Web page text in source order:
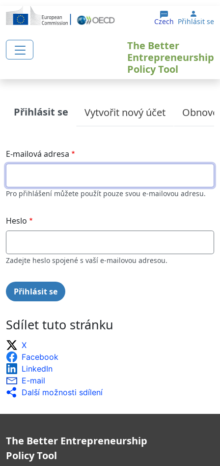
Přejít k hlavnímu obsahu
Czech User
Přihlásit se
The Better
Entrepreneurship
Policy Tool
Primary tabs
Přihlásit se Vytvořit nový účet
E-mailová adresa
Pro přihlášení můžete použít pouze svou e-mailovou adresu.
Heslo
Zadejte heslo spojené s vaší e-mailovou adresou.
Sdílet tuto stránku
X
Facebook
LinkedIn
E-mail
Další možnosti sdílení
The Better Entrepreneurship
Policy Tool